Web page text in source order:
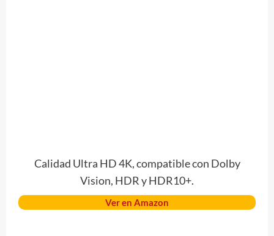
Calidad Ultra HD 4K, compatible con Dolby
Vision, HDR y HDR10+.
Ver en Amazon